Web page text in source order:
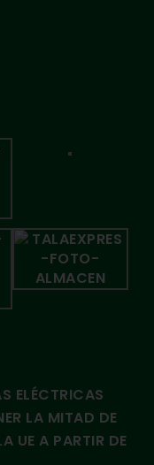
ELÉCTRICAS
LA MITAD DE
UE A PARTIR DE